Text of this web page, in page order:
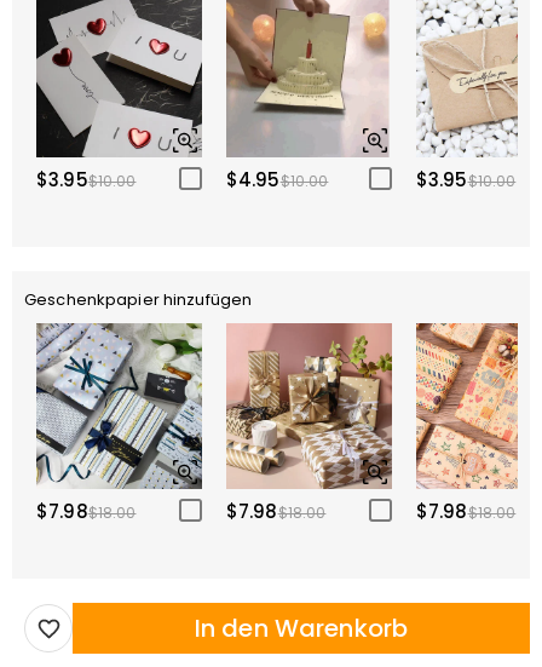
$3.95$10.00 $4.95$10.00 $3.95$10.00
Geschenkpapier hinzufügen
$7.98$18.00 $7.98$18.00 $7.98$18.00
In den Warenkorb